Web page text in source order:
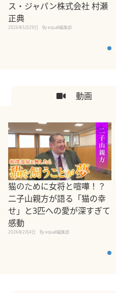
ス・ジャパン株式会社 村瀬
正典
2026年5月29日 By equall編集部
動画
猫のために女将と喧嘩！？
二子山親方が語る「猫の幸
せ」と3匹への愛が深すぎて
感動
2026年2月4日 By equall編集部